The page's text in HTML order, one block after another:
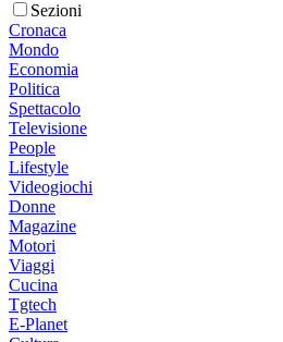
Sezioni
Cronaca
Mondo
Economia
Politica
Spettacolo
Televisione
People
Lifestyle
Videogiochi
Donne
Magazine
Motori
Viaggi
Cucina
Tgtech
E-Planet